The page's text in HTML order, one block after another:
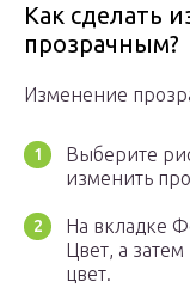
Как сделать
прозрачным?
Изменение
Выберите
изменить
На вкладке
Цвет, а
цвет.